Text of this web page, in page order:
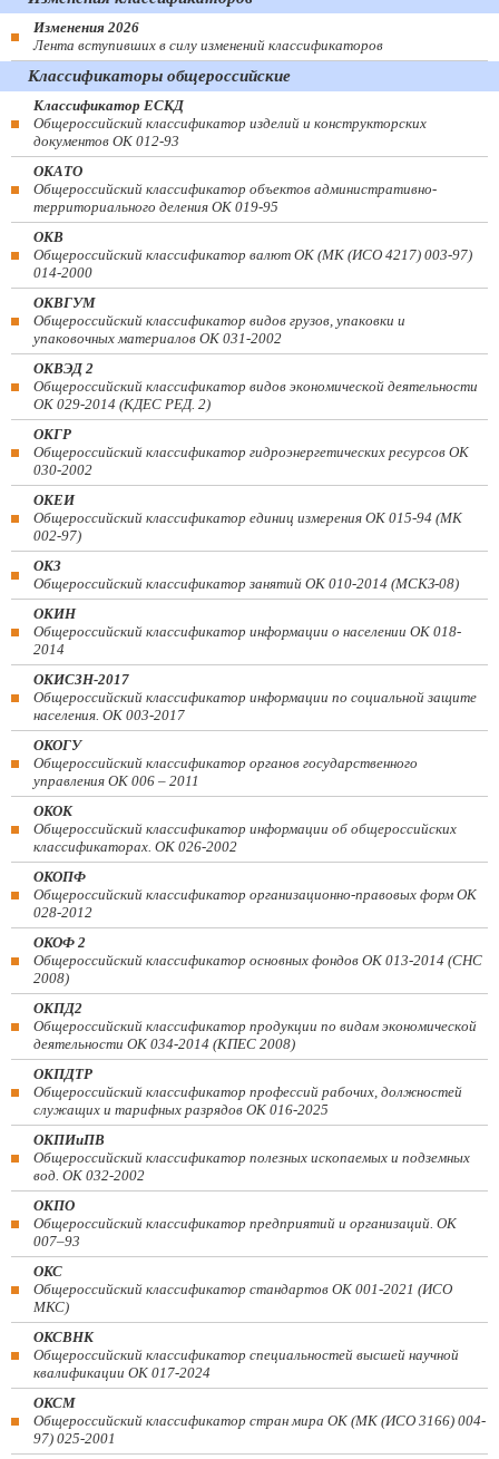
Изменения 2026
Лента вступивших в силу изменений классификаторов
Классификаторы общероссийские
Классификатор ЕСКД
Общероссийский классификатор изделий и конструкторских
документов ОК 012-93
ОКАТО
Общероссийский классификатор объектов административно-
территориального деления ОК 019-95
ОКВ
Общероссийский классификатор валют ОК (МК (ИСО 4217) 003-97)
014-2000
ОКВГУМ
Общероссийский классификатор видов грузов, упаковки и
упаковочных материалов ОК 031-2002
ОКВЭД 2
Общероссийский классификатор видов экономической деятельности
ОК 029-2014 (КДЕС РЕД. 2)
ОКГР
Общероссийский классификатор гидроэнергетических ресурсов ОК
030-2002
ОКЕИ
Общероссийский классификатор единиц измерения ОК 015-94 (МК
002-97)
ОКЗ
Общероссийский классификатор занятий ОК 010-2014 (МСКЗ-08)
ОКИН
Общероссийский классификатор информации о населении ОК 018-
2014
ОКИСЗН-2017
Общероссийский классификатор информации по социальной защите
населения. ОК 003-2017
ОКОГУ
Общероссийский классификатор органов государственного
управления ОК 006 – 2011
ОКОК
Общероссийский классификатор информации об общероссийских
классификаторах. ОК 026-2002
ОКОПФ
Общероссийский классификатор организационно-правовых форм ОК
028-2012
ОКОФ 2
Общероссийский классификатор основных фондов ОК 013-2014 (СНС
2008)
ОКПД2
Общероссийский классификатор продукции по видам экономической
деятельности ОК 034-2014 (КПЕС 2008)
ОКПДТР
Общероссийский классификатор профессий рабочих, должностей
служащих и тарифных разрядов ОК 016-2025
ОКПИиПВ
Общероссийский классификатор полезных ископаемых и подземных
вод. ОК 032-2002
ОКПО
Общероссийский классификатор предприятий и организаций. ОК
007–93
ОКС
Общероссийский классификатор стандартов ОК 001-2021 (ИСО
МКС)
ОКСВНК
Общероссийский классификатор специальностей высшей научной
квалификации ОК 017-2024
ОКСМ
Общероссийский классификатор стран мира ОК (МК (ИСО 3166) 004-
97) 025-2001